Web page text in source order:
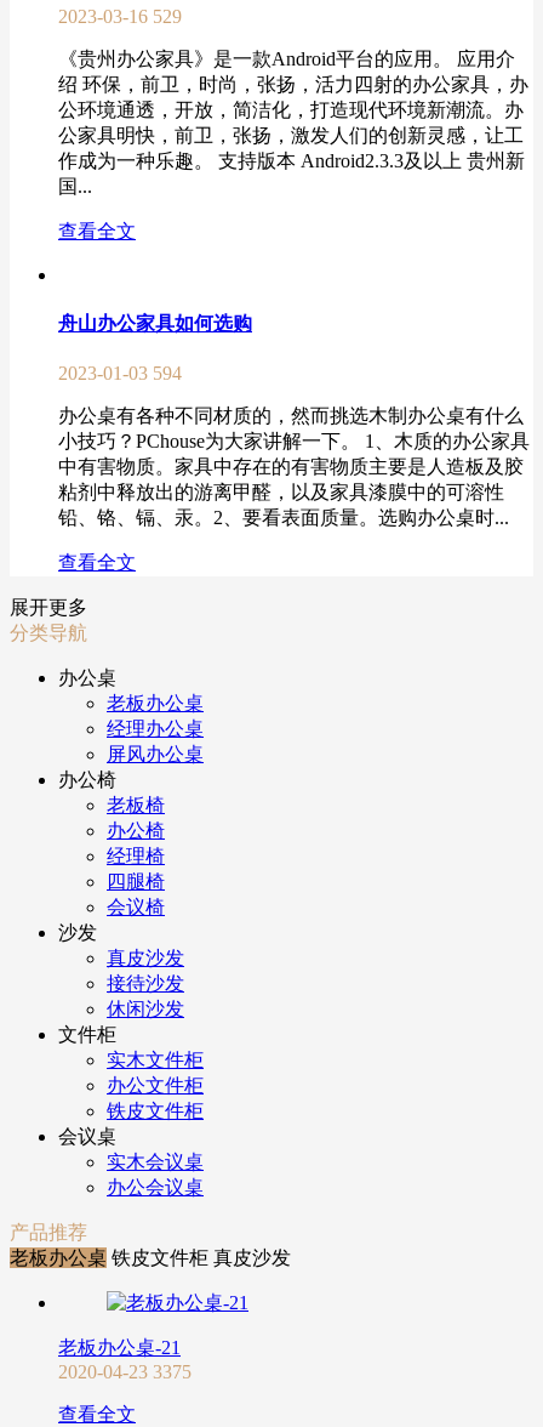
2023-03-16 529
《贵州办公家具》是一款Android平台的应用。 应用介
绍 环保，前卫，时尚，张扬，活力四射的办公家具，办
公环境通透，开放，简洁化，打造现代环境新潮流。办
公家具明快，前卫，张扬，激发人们的创新灵感，让工
作成为一种乐趣。 支持版本 Android2.3.3及以上 贵州新
国...
查看全文
舟山办公家具如何选购
2023-01-03 594
办公桌有各种不同材质的，然而挑选木制办公桌有什么
小技巧？PChouse为大家讲解一下。 1、木质的办公家具
中有害物质。家具中存在的有害物质主要是人造板及胶
粘剂中释放出的游离甲醛，以及家具漆膜中的可溶性
铅、铬、镉、汞。2、要看表面质量。选购办公桌时...
查看全文
展开更多
分类导航
办公桌
老板办公桌
经理办公桌
屏风办公桌
办公椅
老板椅
办公椅
经理椅
四腿椅
会议椅
沙发
真皮沙发
接待沙发
休闲沙发
文件柜
实木文件柜
办公文件柜
铁皮文件柜
会议桌
实木会议桌
办公会议桌
产品推荐
老板办公桌 铁皮文件柜 真皮沙发
老板办公桌-21
2020-04-23 3375
查看全文